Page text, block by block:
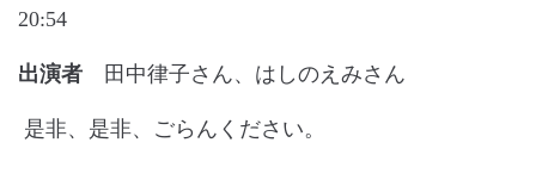
20:54
出演者 田中律子さん、はしのえみさん
是非、是非、ごらんください。